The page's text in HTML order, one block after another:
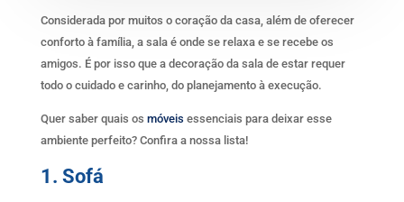
Considerada por muitos o coração da casa, além de oferecer
conforto à família, a sala é onde se relaxa e se recebe os
amigos. É por isso que a decoração da sala de estar requer
todo o cuidado e carinho, do planejamento à execução.
Quer saber quais os móveis essenciais para deixar esse
ambiente perfeito? Confira a nossa lista!
1. Sofá